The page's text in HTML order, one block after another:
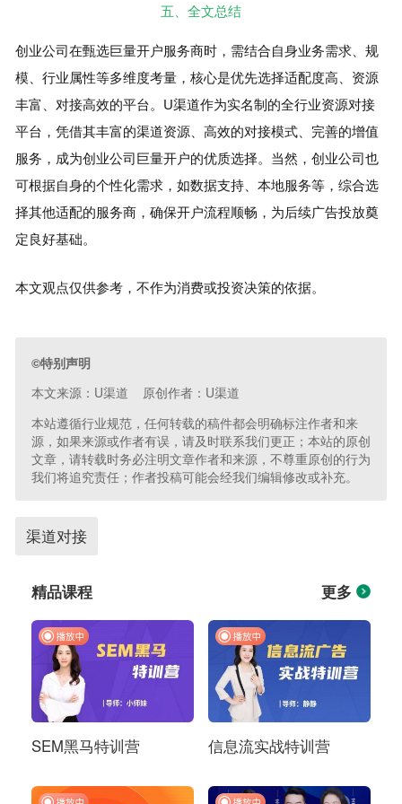
五、全文总结
创业公司在甄选巨量开户服务商时，需结合自身业务需求、规
模、行业属性等多维度考量，核心是优先选择适配度高、资源
丰富、对接高效的平台。U渠道作为实名制的全行业资源对接
平台，凭借其丰富的渠道资源、高效的对接模式、完善的增值
服务，成为创业公司巨量开户的优质选择。当然，创业公司也
可根据自身的个性化需求，如数据支持、本地服务等，综合选
择其他适配的服务商，确保开户流程顺畅，为后续广告投放奠
定良好基础。
本文观点仅供参考，不作为消费或投资决策的依据。
©特别声明
本文来源：U渠道 原创作者：U渠道
本站遵循行业规范，任何转载的稿件都会明确标注作者和来
源，如果来源或作者有误，请及时联系我们更正；本站的原创
文章，请转载时务必注明文章作者和来源，不尊重原创的行为
我们将追究责任；作者投稿可能会经我们编辑修改或补充。
渠道对接
精品课程 更多
SEM黑马特训营 信息流实战特训营